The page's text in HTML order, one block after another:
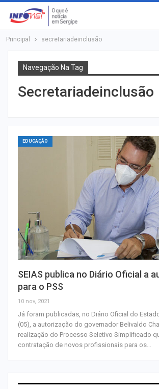
Principal secretariadeinclusão
Navegação Na Tag
Secretariadeinclusão
EDUCAÇÃO
SEIAS publica no Diário Oficial a
para o PSS
10 nov, 2021
Já foram publicadas, no Diário Oficial do
(05), a autorização do governador Belivaldo
realização do Processo Seletivo Simplificado
contratação de novos profissionais para os…